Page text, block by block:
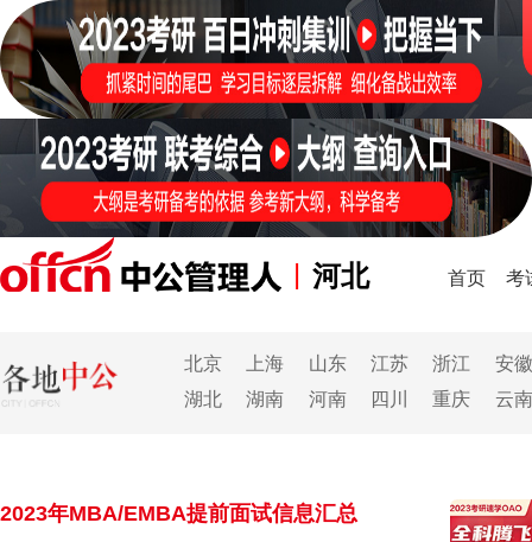
| 河北 首页 考
北京 上海 山东 江苏 浙江
安徽
湖北
湖南 河南 四川 重庆 云南
2023年MBA/EMBA提前面试信息汇总